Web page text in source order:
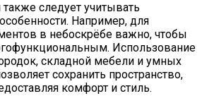
следует учитывать
Например, для
в небоскрёбе важно, чтобы
Использование
складной мебели и умных
сохранить пространство,
комфорт и стиль.